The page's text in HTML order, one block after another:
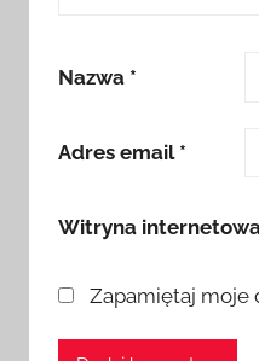
Nazwa *
Adres email *
Witryna
Zapamiętaj moje